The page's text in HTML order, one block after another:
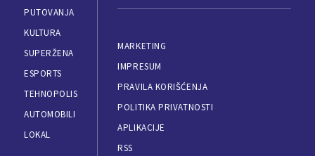
PUTOVANJA
KULTURA
SUPERŽENA
ESPORTS
TEHNOPOLIS
AUTOMOBILI
LOKAL
MARKETING
IMPRESUM
PRAVILA KORIŠĆENJA
POLITIKA PRIVATNOSTI
APLIKACIJE
RSS